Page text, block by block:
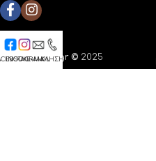
Coolprotech.gr © 2025
INSTAGRAM
E-MAILΚΛΗΣΗ